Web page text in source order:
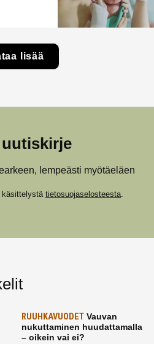
lisää
lempeästi myötäeläen
käsittelystä tietosuojaselosteesta.
RUUHKAVUODETVauvan
nukuttaminen huudattamalla
– oikein vai ei?